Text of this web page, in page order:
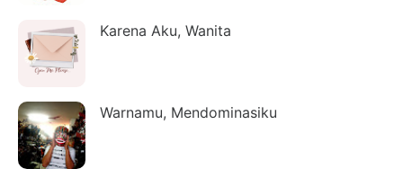
Karena Aku, Wanita
Warnamu, Mendominasiku